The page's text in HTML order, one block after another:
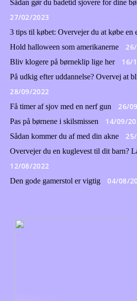
Sådan gør du badetid sjovere for dine
27/02/2023
3 tips til købet: Overvejer du at købe en
Hold halloween som amerikanerne
Bliv klogere på børneklip lige her 16/
På udkig efter uddannelse? Overvej at
28/09/2022
Få timer af sjov med en nerf gun 26/
Pas på børnene i skilsmissen 14/09/
Sådan kommer du af med din akne
Overvejer du en kuglevest til dit barn?
12/08/2022
Den gode gamerstol er vigtig 04/08/